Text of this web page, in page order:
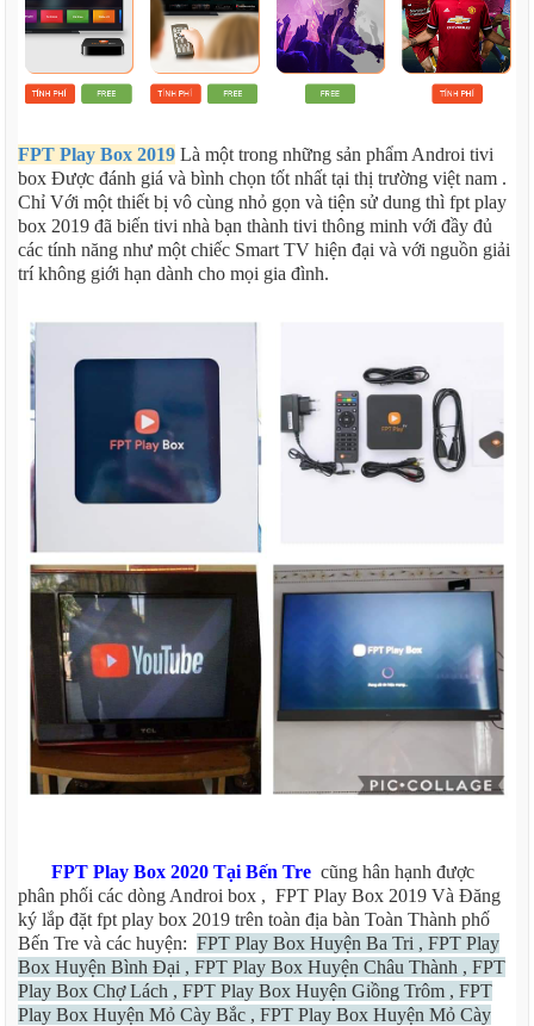
FPT Play Box 2019 Là một trong những sản phẩm Androi tivi
box Được đánh giá và bình chọn tốt nhất tại thị trường việt nam .
Chỉ Với một thiết bị vô cùng nhỏ gọn và tiện sử dung thì fpt play
box 2019 đã biến tivi nhà bạn thành tivi thông minh với đầy đủ
các tính năng như một chiếc Smart TV hiện đại và với nguồn giải
trí không giới hạn dành cho mọi gia đình.
FPT Play Box 2020 Tại Bến Tre cũng hân hạnh được
phân phối các dòng Androi box , FPT Play Box 2019 Và Đăng
ký lắp đặt fpt play box 2019 trên toàn địa bàn Toàn Thành phố
Bến Tre và các huyện:FPT Play Box Huyện Ba Tri , FPT Play
Box Huyện Bình Đại , FPT Play Box Huyện Châu Thành , FPT
Play Box Chợ Lách , FPT Play Box Huyện Giồng Trôm , FPT
Play Box Huyện Mỏ Cày Bắc , FPT Play Box Huyện Mỏ Cày